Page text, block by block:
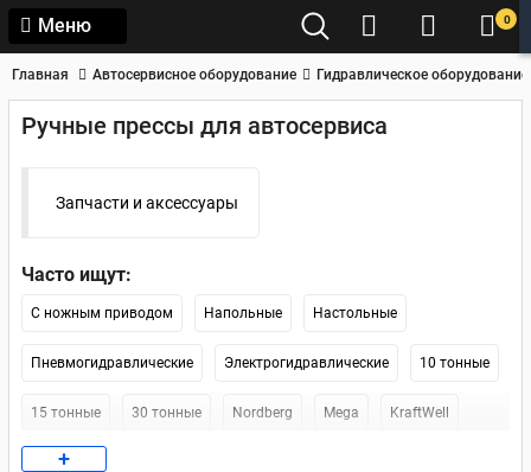
Меню 0
Главная Автосервисное оборудование Гидравлическое оборудование
Ручные прессы для автосервиса
Запчасти и аксессуары
Часто ищут:
С ножным приводом Напольные Настольные
Пневмогидравлические Электрогидравлические 10 тонные
15 тонные 30 тонные Nordberg Mega KraftWell
Werther-OMA
+